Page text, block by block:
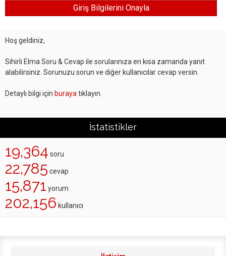
Hoş geldiniz,
Sihirli Elma Soru & Cevap ile sorularınıza en kısa zamanda yanıt
alabilirsiniz. Sorunuzu sorun ve diğer kullanıcılar cevap versin.
Detaylı bilgi için buraya tıklayın.
İstatistikler
19,364 soru
22,785 cevap
15,871 yorum
202,156 kullanıcı